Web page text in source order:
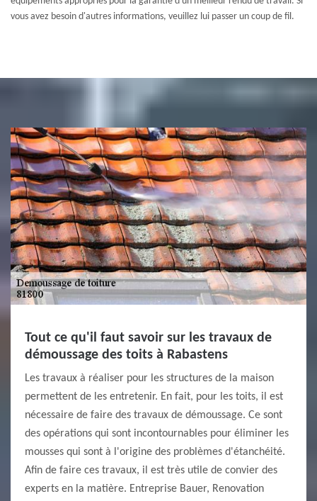
vous avez besoin d'autres informations, veuillez lui passer un coup de fil.
Tout ce qu'il faut savoir sur les travaux de
démoussage des toits à Rabastens
Les travaux à réaliser pour les structures de la maison
permettent de les entretenir. En fait, pour les toits, il est
nécessaire de faire des travaux de démoussage. Ce sont
des opérations qui sont incontournables pour éliminer les
mousses qui sont à l'origine des problèmes d'étanchéité.
Afin de faire ces travaux, il est très utile de convier des
experts en la matière. Entreprise Bauer, Renovation